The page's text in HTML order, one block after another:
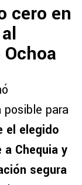
cero en
posible para
el elegido
Chequia y
segura